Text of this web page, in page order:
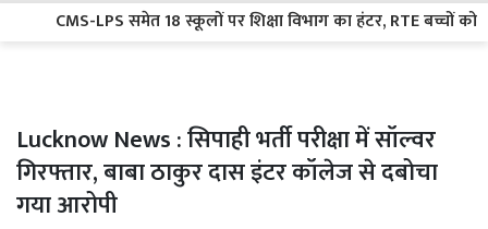
CMS-LPS समेत 18 स्कूलों पर शिक्षा विभाग का हंटर, RTE बच्चों को
Lucknow News : सिपाही भर्ती परीक्षा में सॉल्वर
गिरफ्तार, बाबा ठाकुर दास इंटर कॉलेज से दबोचा
गया आरोपी